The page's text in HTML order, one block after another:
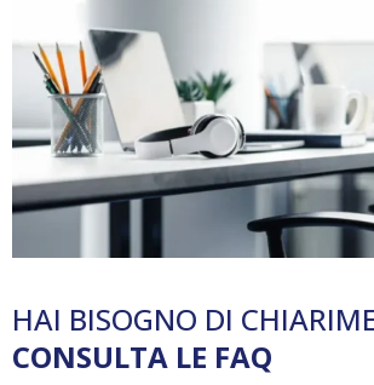
HAI BISOGNO DI
CONSULTA LE FAQ